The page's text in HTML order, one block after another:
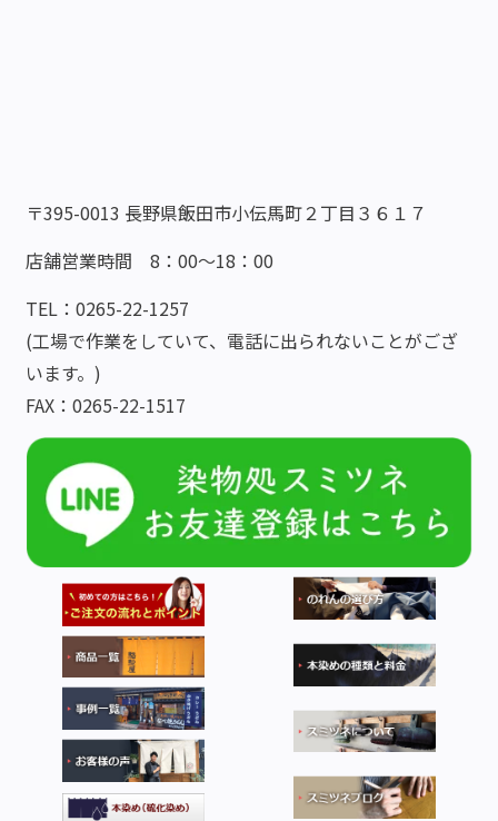
〒395-0013 長野県飯田市小伝馬町２丁目３６１７
店舗営業時間 8：00～18：00
TEL：0265-22-1257
(工場で作業をしていて、電話に出られないことがござ
います。)
FAX：0265-22-1517